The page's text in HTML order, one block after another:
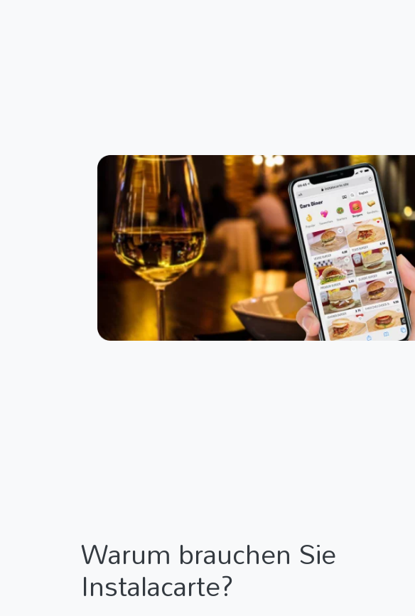
Warum brauchen Sie
Instalacarte?